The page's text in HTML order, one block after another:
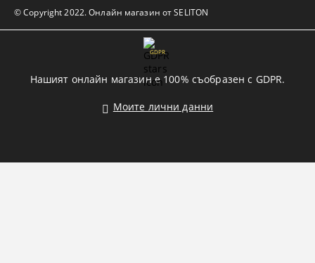
© Copyright 2022. Онлайн магазин от SELITON
GDPR
Нашият онлайн магазин е 100% съобразен с GDPR.
Моите лични данни